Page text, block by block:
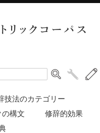
技法のカテゴリー
の構文
修辞的効果